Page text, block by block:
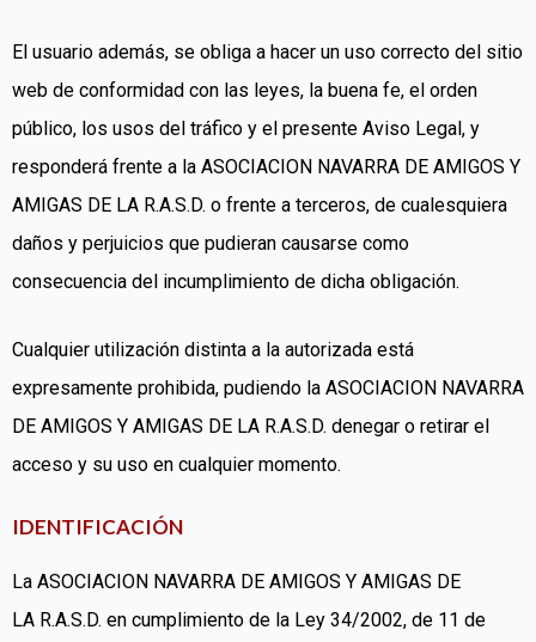
El usuario además, se obliga a hacer un uso correcto del sitio
web de conformidad con las leyes, la buena fe, el orden
público, los usos del tráfico y el presente Aviso Legal, y
responderá frente a la ASOCIACION NAVARRA DE AMIGOS Y
AMIGAS DE LA R.A.S.D. o frente a terceros, de cualesquiera
daños y perjuicios que pudieran causarse como
consecuencia del incumplimiento de dicha obligación.
Cualquier utilización distinta a la autorizada está
expresamente prohibida, pudiendo la ASOCIACION NAVARRA
DE AMIGOS Y AMIGAS DE LA R.A.S.D. denegar o retirar el
acceso y su uso en cualquier momento.
IDENTIFICACIÓN
La ASOCIACION NAVARRA DE AMIGOS Y AMIGAS DE
LA R.A.S.D. en cumplimiento de la Ley 34/2002, de 11 de